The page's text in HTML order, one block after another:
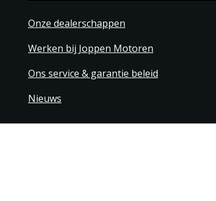
Onze dealerschappen
Werken bij Joppen Motoren
Ons service & garantie beleid
Nieuws